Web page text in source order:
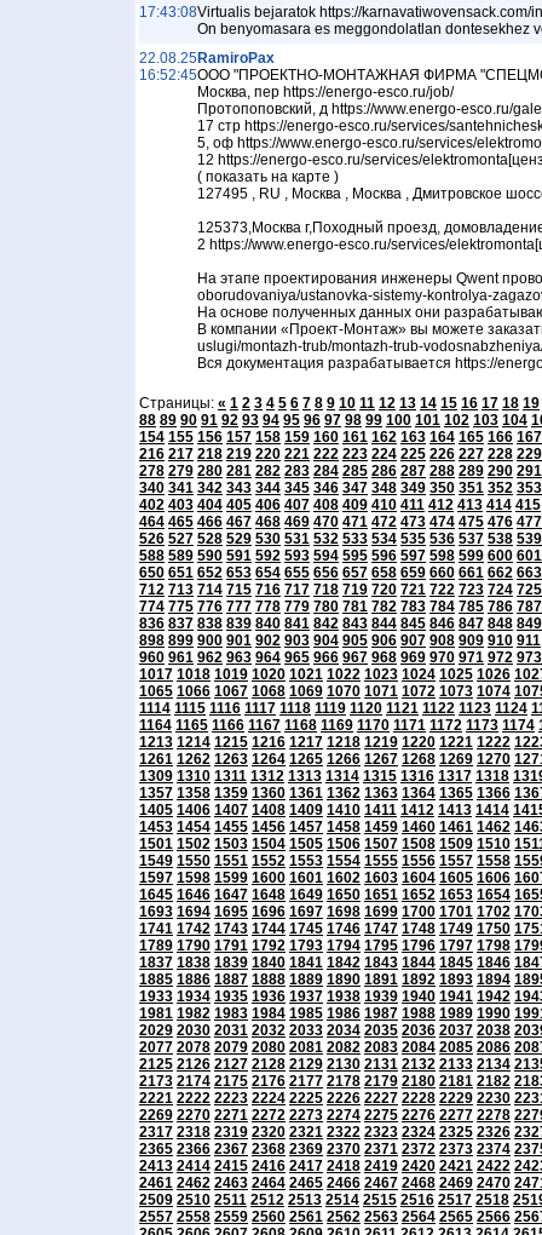
17:43:08Virtualis bejaratok https://karnavatiwovensack.com/
On benyomasara es meggondolatlan dontesekhez
22.08.25
16:52:45
RamiroPax
ООО "ПРОЕКТНО-МОНТАЖНАЯ ФИРМА
Москва, пер https://energo-esco.ru/job/
Протопоповский, д https://www.energo-esco.ru/
17 стр https://energo-esco.ru/services/
5, оф https://www.energo-esco.ru/services/
12 https://energo-esco.ru/services/
( показать на карте )
127495 , RU , Москва , Москва , Дмитровское
125373,Москва г,Походный проезд,
2 https://www.energo-esco.ru/services/
На этапе проектирования инженеры Qwent
oborudovaniya/ustanovka-sistemy-kontrolya-
На основе полученных данных они
В компании «Проект-Монтаж» вы можете
uslugi/montazh-trub/montazh-trub-
Вся документация разрабатывается https://
Страницы: « 1 2 3 4 5 6 7 8 9 10 11 12 13 14 15 16 17 18 19
88 89 90 91 92 93 94 95 96 97 98 99 100 101 102 103 104
154 155 156 157 158 159 160 161 162 163 164 165 166 167
216 217 218 219 220 221 222 223 224 225 226 227 228 229
278 279 280 281 282 283 284 285 286 287 288 289 290 291
340 341 342 343 344 345 346 347 348 349 350 351 352 353
402 403 404 405 406 407 408 409 410 411 412 413 414 415
464 465 466 467 468 469 470 471 472 473 474 475 476 477
526 527 528 529 530 531 532 533 534 535 536 537 538 539
588 589 590 591 592 593 594 595 596 597 598 599 600 601
650 651 652 653 654 655 656 657 658 659 660 661 662 663
712 713 714 715 716 717 718 719 720 721 722 723 724 725
774 775 776 777 778 779 780 781 782 783 784 785 786 787
836 837 838 839 840 841 842 843 844 845 846 847 848 849
898 899 900 901 902 903 904 905 906 907 908 909 910 911
960 961 962 963 964 965 966 967 968 969 970 971 972 973
1017 1018 1019 1020 1021 1022 1023 1024 1025 1026
1065 1066 1067 1068 1069 1070 1071 1072 1073 1074
1114 1115 1116 1117 1118 1119 1120 1121 1122 1123 1124
1164 1165 1166 1167 1168 1169 1170 1171 1172 1173 1174
1213 1214 1215 1216 1217 1218 1219 1220 1221 1222
1261 1262 1263 1264 1265 1266 1267 1268 1269 1270
1309 1310 1311 1312 1313 1314 1315 1316 1317 1318
1357 1358 1359 1360 1361 1362 1363 1364 1365 1366
1405 1406 1407 1408 1409 1410 1411 1412 1413 1414
1453 1454 1455 1456 1457 1458 1459 1460 1461 1462
1501 1502 1503 1504 1505 1506 1507 1508 1509 1510
1549 1550 1551 1552 1553 1554 1555 1556 1557 1558
1597 1598 1599 1600 1601 1602 1603 1604 1605 1606
1645 1646 1647 1648 1649 1650 1651 1652 1653 1654
1693 1694 1695 1696 1697 1698 1699 1700 1701 1702
1741 1742 1743 1744 1745 1746 1747 1748 1749 1750
1789 1790 1791 1792 1793 1794 1795 1796 1797 1798
1837 1838 1839 1840 1841 1842 1843 1844 1845 1846
1885 1886 1887 1888 1889 1890 1891 1892 1893 1894
1933 1934 1935 1936 1937 1938 1939 1940 1941 1942
1981 1982 1983 1984 1985 1986 1987 1988 1989 1990
2029 2030 2031 2032 2033 2034 2035 2036 2037 2038
2077 2078 2079 2080 2081 2082 2083 2084 2085 2086
2125 2126 2127 2128 2129 2130 2131 2132 2133 2134
2173 2174 2175 2176 2177 2178 2179 2180 2181 2182
2221 2222 2223 2224 2225 2226 2227 2228 2229 2230
2269 2270 2271 2272 2273 2274 2275 2276 2277 2278
2317 2318 2319 2320 2321 2322 2323 2324 2325 2326
2365 2366 2367 2368 2369 2370 2371 2372 2373 2374
2413 2414 2415 2416 2417 2418 2419 2420 2421 2422
2461 2462 2463 2464 2465 2466 2467 2468 2469 2470
2509 2510 2511 2512 2513 2514 2515 2516 2517 2518
2557 2558 2559 2560 2561 2562 2563 2564 2565 2566